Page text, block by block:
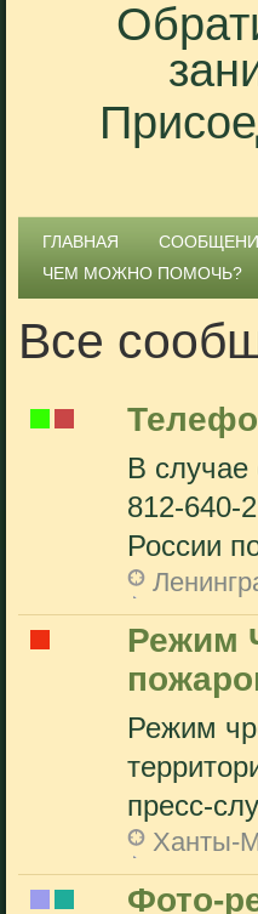
ГЛАВНАЯ
ЧЕМ МОЖНО ПОМОЧЬ?
Все
В случае
812-640-
России
Режим
Режим
пресс-
Ханты-
Фото-